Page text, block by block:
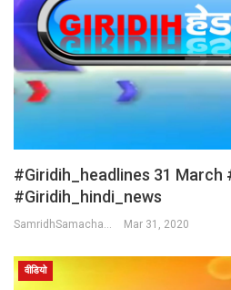
#Giridih_headlines 31 March
#giridih_hindi_news
Mar 31, 2020
वीडियो